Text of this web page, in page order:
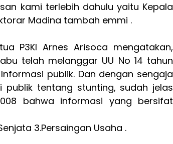
kami terlebih dahulu yaitu Kepala
Madina tambah emmi .
P3KI Arnes Arisoca mengatakan,
telah melanggar UU No 14 tahun
publik. Dan dengan sengaja
tentang stunting, sudah jelas
bahwa informasi yang bersifat
3.Persaingan Usaha .